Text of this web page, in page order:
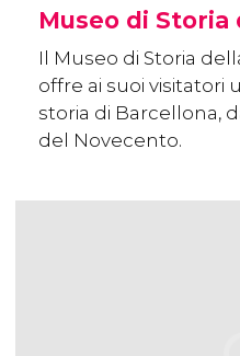
Museo di Storia
Il Museo di Storia
offre ai suoi visitatori
storia di Barcellona,
del Novecento.